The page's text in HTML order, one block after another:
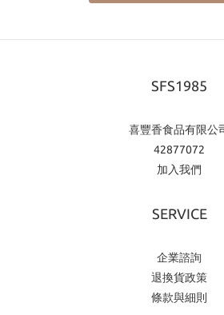
心意。 台灣的秋天，不是一種顏色，是四
店能做的不只是糕點，而是把土地的語言
它保留蛋黃酥最經典的骨架，也讓每一顆
味穩住團圓的記憶，芋皇藏月帶來年度新
成熟而圓潤的大人風味，桔香暮月則以清
是「好吃」，而是有故事、有層次，也有
容。對企業採購來說，禮盒代表的不只是
對個人送禮來說，禮盒也不只是節日的應
代表自己品味的選擇。喜豐香1985多年來
SFS1985
喜豐香食品有限公
42877072
加入我們
SERVICE
企業諮詢
退換貨政策
條款與細則